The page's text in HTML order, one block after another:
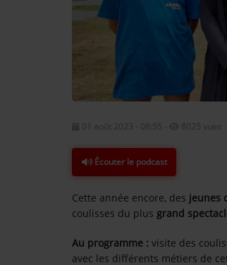
NOS REPLAYS
DÉDICACES
LE T'CHAT DES AUDITEURS
Écouter le podcast
Cette année encore, des jeunes
coulisses du plus grand
Au programme : visite des
avec les différents métiers de